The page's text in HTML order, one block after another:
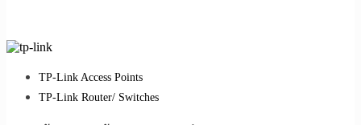
TP-Link Access Points
TP-Link Router/ Switches